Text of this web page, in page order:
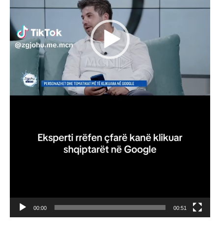
00:00 00:51